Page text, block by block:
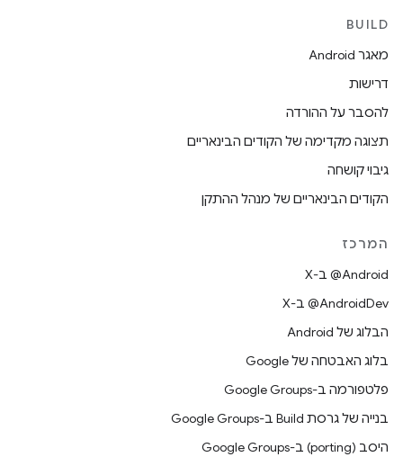
BUILD
מאגר Android
דרישות
להסבר על ההורדה
תצוגה מקדימה של הקודים הבינאריים
גיבוי קושחה
הקודים הבינאריים של מנהל ההתקן
המרכז
‫‎@Android ב-X
‫‎@AndroidDev ב-X
הבלוג של Android
בלוג האבטחה של Google
פלטפורמה ב-Google Groups
בנייה של גרסת Build ב-Google Groups
היסב (porting) ב-Google Groups